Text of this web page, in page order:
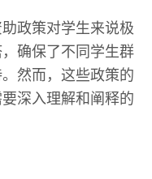
政策对学生来说极
确保了不同学生群
然而，这些政策的
深入理解和阐释的